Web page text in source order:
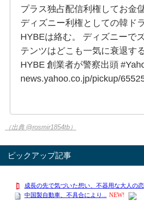
プラス独占配信利権してお金
ディズニー利権としての韓ド
HYBEは絡む。 ディズニーで
テンツはどこも一気に衰退す
HYBE 創業者が警察出頭
news.yahoo.co.jp/pickup/
（出典 @rosmir1854tb）
ピックアップ記事